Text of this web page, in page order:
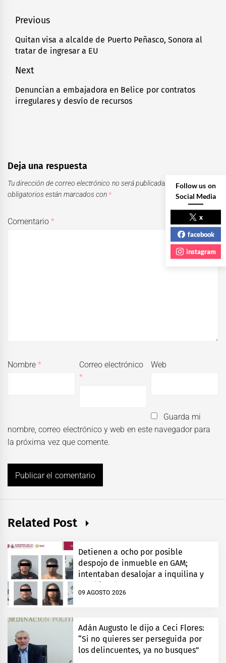
Navegación
de
entradas
Previous
Previous
post:
Quitan visa a alcalde de Puerto Peñasco, Sonora al
tratar de ingresar a EU
Next
Next
post:
Denuncian a embajadora en Belice por contratos
irregulares y desvío de recursos
Deja una respuesta
Tu dirección de correo electrónico no será publicada.
Los campos
obligatorios están marcados con *
Comentario*
Nombre*
Correo electrónico
*
Web
Guarda mi
nombre, correo electrónico y web en este navegador para
la próxima vez que comente.
Related Post
Detienen a ocho por posible
despojo de inmueble en GAM;
intentaban desalojar a inquilina y
cambiar chapas
09 AGOSTO 2026
Adán Augusto le dijo a Ceci Flores:
“Si no quieres ser perseguida por
los delincuentes, ya no busques”
Follow us on
Social Media
x
facebook
instagram